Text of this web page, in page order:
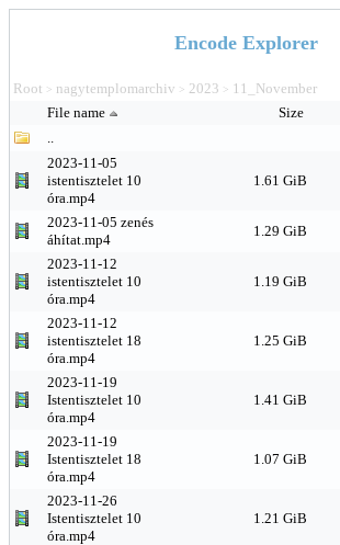
Encode Explorer
Root > nagytemplomarchiv > 2023 > 11_November
File name
Size
..
2023-11-05
istentisztelet 10
óra.mp4
1.61 GiB
2023-11-05 zenés
áhítat.mp4
1.29 GiB
2023-11-12
istentisztelet 10
óra.mp4
1.19 GiB
2023-11-12
istentisztelet 18
óra.mp4
1.25 GiB
2023-11-19
Istentisztelet 10
óra.mp4
1.41 GiB
2023-11-19
Istentisztelet 18
óra.mp4
1.07 GiB
2023-11-26
Istentisztelet 10
óra.mp4
1.21 GiB